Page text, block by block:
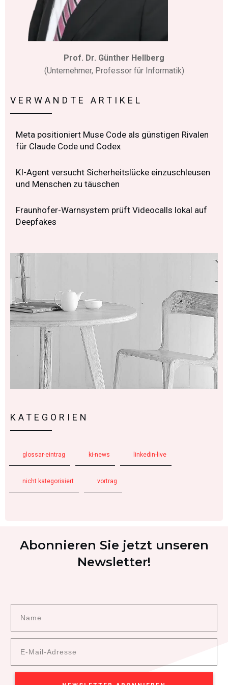
Prof. Dr. Günther Hellberg
(Unternehmer, Professor für Informatik)
VERWANDTE ARTIKEL
Meta positioniert Muse Code als günstigen Rivalen
für Claude Code und Codex
KI-Agent versucht Sicherheitslücke einzuschleusen
und Menschen zu täuschen
Fraunhofer-Warnsystem prüft Videocalls lokal auf
Deepfakes
KATEGORIEN
glossar-eintrag ki-news linkedin-live
nicht kategorisiert vortrag
Abonnieren Sie jetzt unseren
Newsletter!